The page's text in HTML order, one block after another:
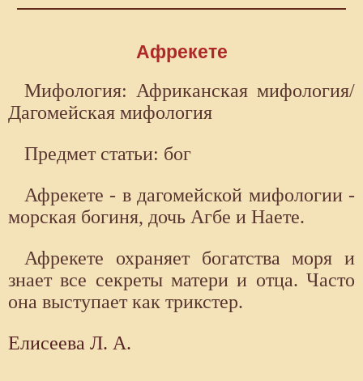
Афрекете
Мифология: Африканская мифология/
Дагомейская мифология
Предмет статьи: бог
Афрекете - в дагомейской мифологии -
морская богиня, дочь Агбе и Наете.
Афрекете охраняет богатства моря и
знает все секреты матери и отца. Часто
она выступает как трикстер.
Елисеева Л. А.